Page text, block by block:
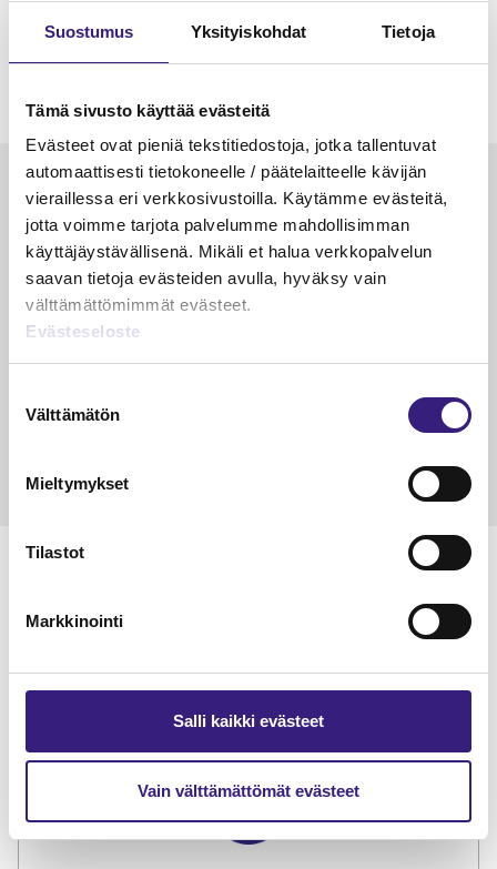
Suostumus Yksityiskohdat Tietoja
Tämä sivusto käyttää evästeitä
Evästeet ovat pieniä tekstitiedostoja, jotka tallentuvat
automaattisesti tietokoneelle / päätelaitteelle kävijän
vieraillessa eri verkkosivustoilla. Käytämme evästeitä,
jotta voimme tarjota palvelumme mahdollisimman
käyttäjäystävällisenä. Mikäli et halua verkkopalvelun
saavan tietoja evästeiden avulla, hyväksy vain
välttämättömimmät evästeet.
Evästeseloste
valinta
Välttämätön
Mieltymykset
Tilastot
Markkinointi
Salli kaikki evästeet
Vain välttämättömät evästeet
Luetuimmat
VEROTUS
Kulu­veloitukset arvon­lisä­
verotuksessa – omien kulujen
veloitus, kulujen edelleen­
15.5.2023 10 min
14.5.2021
näytenumero
TILAA TÄSTÄ